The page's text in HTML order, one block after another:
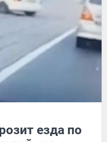
езда по